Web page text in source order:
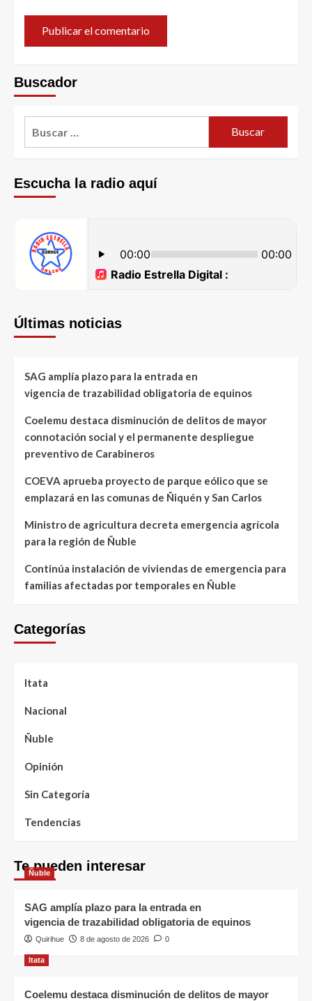
Buscador
Escucha la radio aquí
Últimas noticias
SAG amplía plazo para la entrada en
vigencia de trazabilidad obligatoria de equinos
Coelemu destaca disminución de delitos de mayor
connotación social y el permanente despliegue
preventivo de Carabineros
COEVA aprueba proyecto de parque eólico que se
emplazará en las comunas de Ñiquén y San Carlos
Ministro de agricultura decreta emergencia agrícola
para la región de Ñuble
Continúa instalación de viviendas de emergencia para
familias afectadas por temporales en Ñuble
Categorías
Itata
Nacional
Ñuble
Opinión
Sin Categoría
Tendencias
Te pueden interesar
Ñuble
SAG amplía plazo para la entrada en
vigencia de trazabilidad obligatoria de equinos
Quirihue 8 de agosto de 2026 0
Itata
Coelemu destaca disminución de delitos de mayor